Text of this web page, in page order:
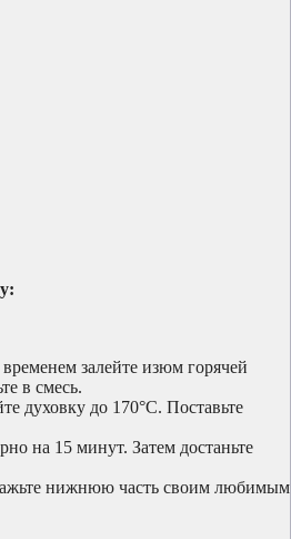
залейте изюм горячей
в смесь.
духовку до 170°C. Поставьте
на 15 минут. Затем достаньте
нижнюю часть своим любимым